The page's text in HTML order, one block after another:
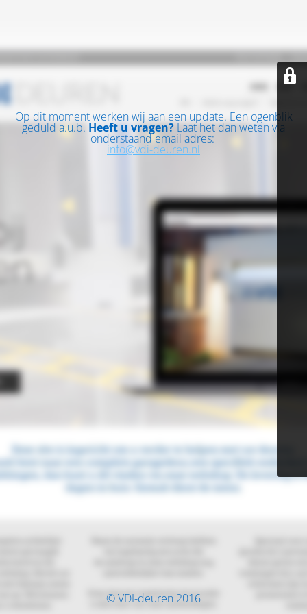
Op dit moment werken wij aan een update. Een ogenblik
geduld a.u.b. Heeft u vragen? Laat het dan weten via
onderstaand email adres:
info@vdi-deuren.nl
© VDI-deuren 2016